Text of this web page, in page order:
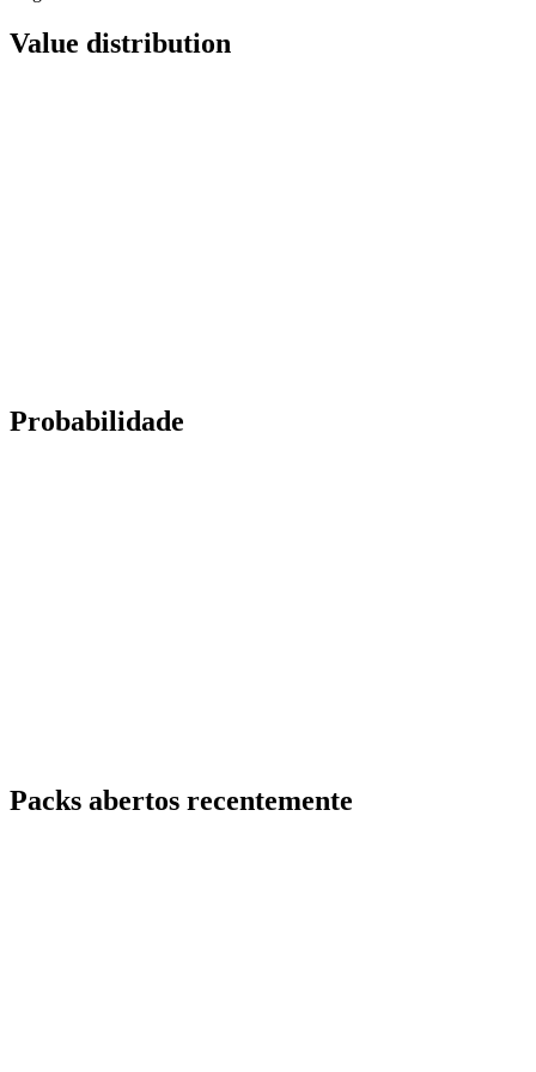
Value distribution
Probabilidade
Packs abertos recentemente